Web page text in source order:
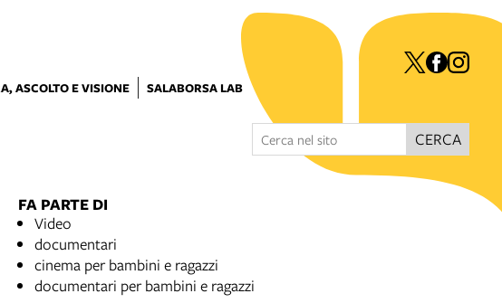
ASCOLTO E VISIONE SALABORSA LAB
CERCA
FA PARTE DI
Video
documentari
cinema per bambini e ragazzi
documentari per bambini e ragazzi